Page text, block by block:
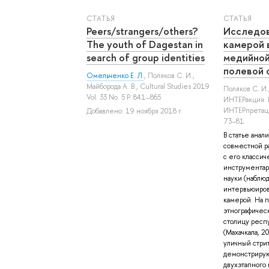
СТАТЬЯ
Peers/strangers/others?
The youth of Dagestan in
search of group identities
Омельченко Е. Л., Поляков С. И.,
Майборода А. В., Cultural Studies 2019
Vol. 33 No. 5 P. 841–865
Добавлено: 19 ноября 2018 г.
СТАТЬЯ
камерой
полевой
Поляков С. И.
73–81
В статье
совместной
с его
науки
камерой. На
столицу
(Махачкала,
уличный